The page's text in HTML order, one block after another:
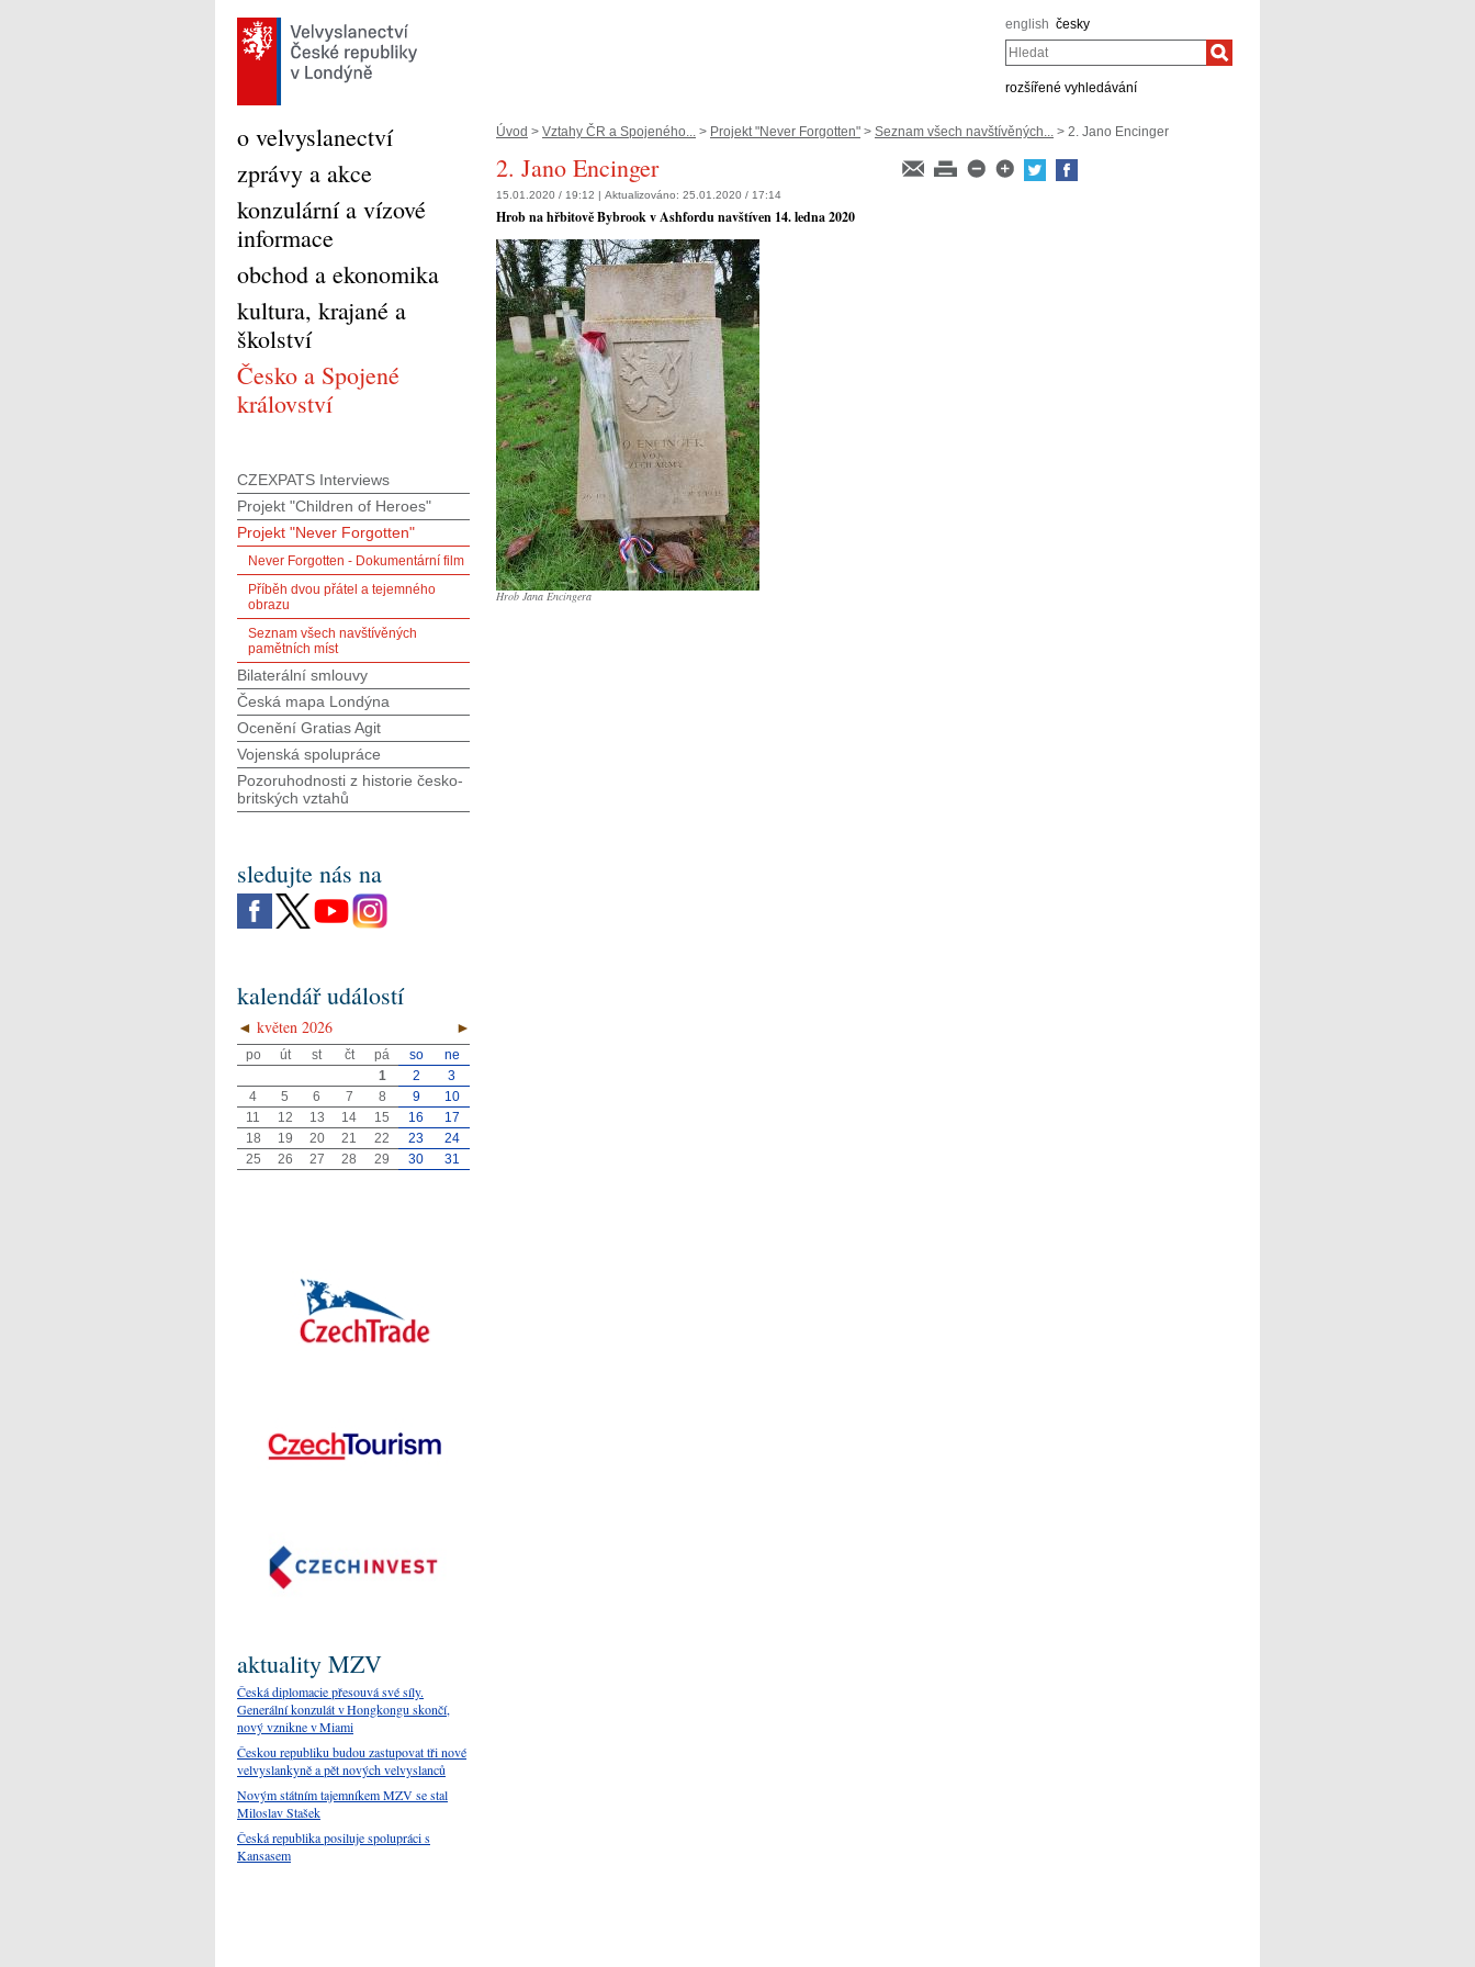
english česky
Hledat
rozšířené vyhledávání
Úvod > Vztahy ČR a Spojeného... > Projekt "Never Forgotten" > Seznam všech navštívěných... > 2. Jano Encinger
2. Jano Encinger
15.01.2020 / 19:12 | Aktualizováno: 25.01.2020 / 17:14
Hrob na hřbitově Bybrook v Ashfordu navštíven 14. ledna 2020
Hrob Jana Encingera
o velvyslanectví
zprávy a akce
konzulární a vízové
informace
obchod a ekonomika
kultura, krajané a
školství
Česko a Spojené
království
CZEXPATS Interviews
Projekt "Children of Heroes"
Projekt "Never Forgotten"
Never Forgotten - Dokumentární film
Příběh dvou přátel a tejemného
obrazu
Seznam všech navštívěných
pamětních míst
Bilaterální smlouvy
Česká mapa Londýna
Ocenění Gratias Agit
Vojenská spolupráce
Pozoruhodnosti z historie česko-
britských vztahů
sledujte nás na
kalendář událostí
◄ ►
květen 2026
po út st čt pá so
ne
1
2
3
4
5 6 7 8 9
10
11
12 13 14 15 16
17
18
19 20 21 22 23
24
25
26 27 28 29 30 31
aktuality MZV
Česká diplomacie přesouvá své síly.
Generální konzulát v Hongkongu skončí,
nový vznikne v Miami
Českou republiku budou zastupovat tři nové
velvyslankyně a pět nových velvyslanců
Novým státním tajemníkem MZV se stal
Miloslav Stašek
Česká republika posiluje spolupráci s
Kansasem